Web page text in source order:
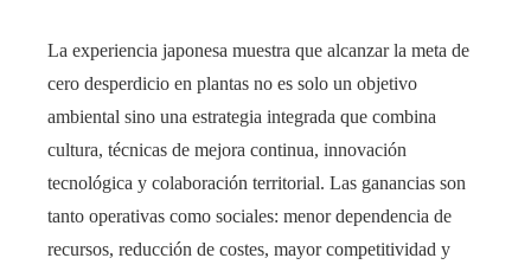
La experiencia japonesa muestra que alcanzar la meta de
cero desperdicio en plantas no es solo un objetivo
ambiental sino una estrategia integrada que combina
cultura, técnicas de mejora continua, innovación
tecnológica y colaboración territorial. Las ganancias son
tanto operativas como sociales: menor dependencia de
recursos, reducción de costes, mayor competitividad y